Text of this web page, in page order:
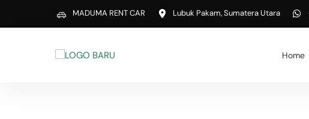
content
MADUMA RENT CAR Lubuk Pakam, Sumatera Utara
Home